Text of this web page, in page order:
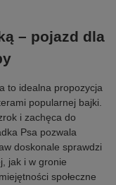
– pojazd dla
to idealna propozycja
popularnej bajki.
i zachęca do
Psa pozwala
doskonale sprawdzi
jak i w gronie
społeczne